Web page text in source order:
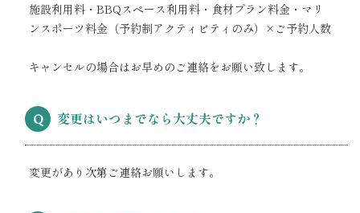
施設利用料・BBQスペース利用料・食材プラン料金・マリ
ンスポーツ料金（予約制アクティビティのみ）×ご予約人数
キャンセルの場合はお早めのご連絡をお願い致します。
Q 変更はいつまでなら大丈夫ですか？
変更があり次第ご連絡お願いします。